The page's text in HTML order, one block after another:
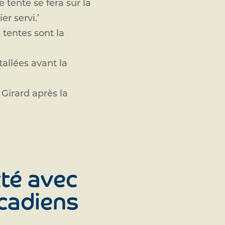
tente se fera sur la
servi.’
tentes sont la
avant la
après la
avec